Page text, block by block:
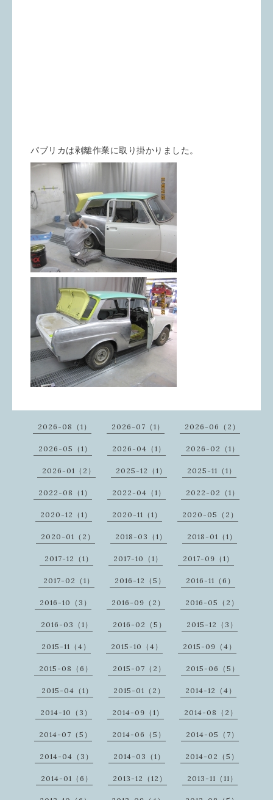
パブリカは剥離作業に取り掛かりました。
2026-08（1） 2026-07（1） 2026-06（2）
2026-05（1） 2026-04（1） 2026-02（1）
2026-01（2） 2025-12（1） 2025-11（1）
2022-08（1） 2022-04（1） 2022-02（1）
2020-12（1） 2020-11（1） 2020-05（2）
2020-01（2） 2018-03（1） 2018-01（1）
2017-12（1） 2017-10（1） 2017-09（1）
2017-02（1） 2016-12（5） 2016-11（6）
2016-10（3） 2016-09（2） 2016-05（2）
2016-03（1） 2016-02（5） 2015-12（3）
2015-11（4） 2015-10（4） 2015-09（4）
2015-08（6） 2015-07（2） 2015-06（5）
2015-04（1） 2015-01（2） 2014-12（4）
2014-10（3） 2014-09（1） 2014-08（2）
2014-07（5） 2014-06（5） 2014-05（7）
2014-04（3） 2014-03（1） 2014-02（5）
2014-01（6） 2013-12（12） 2013-11（11）